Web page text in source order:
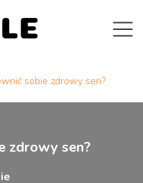
sobie zdrowy sen?
zdrowy sen?